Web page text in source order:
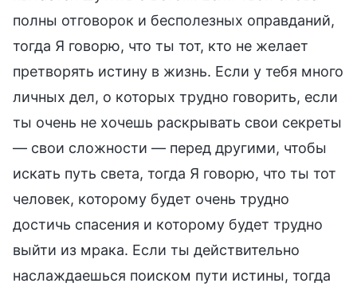
полны отговорок и бесполезных оправданий,
тогда Я говорю, что ты тот, кто не желает
претворять истину в жизнь. Если у тебя много
личных дел, о которых трудно говорить, если
ты очень не хочешь раскрывать свои секреты
— свои сложности — перед другими, чтобы
искать путь света, тогда Я говорю, что ты тот
человек, которому будет очень трудно
достичь спасения и которому будет трудно
выйти из мрака. Если ты действительно
наслаждаешься поиском пути истины, тогда